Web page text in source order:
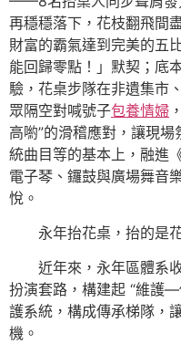
再穩穩落下，花枝翻飛間
財富的霸氣達到完美的五
能回歸零點！」默契；底
驗，花桌步隊在非遺集市
眾隔空對喊號子包養情婦
高喲”的滑稽應對，讓現
統曲目等的基本上，融進
電子琴、鑼鼓與廣場舞音
悅。
永年抬花桌，抬的是
近年來，永年區體系
扮演套路，構建起 “維護
護系統，構成傳承梯隊，
機。